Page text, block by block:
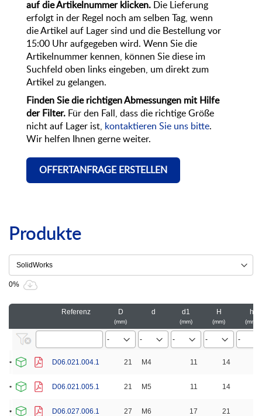
auf die Artikelnummer klicken.
Die Lieferung
erfolgt in der Regel noch am selben Tag, wenn
die Artikel auf Lager sind und die Bestellung vor
15:00 Uhr aufgegeben wird. Wenn Sie die
Artikelnummer kennen, können Sie diese im
Suchfeld oben links eingeben, um direkt zum
Artikel zu gelangen.
Finden Sie die richtigen Abmessungen mit Hilfe
der Filter. Für den Fall, dass die richtige Größe
nicht auf Lager ist,
kontaktieren Sie uns bitte.
Wir helfen Ihnen gerne weiter.
OFFERTANFRAGE ERSTELLEN
Produkte
0%
Referenz D
mm
d d1
mm
H
mm
h
mm
D06.021.004.1 21 M4 11 14
D06.021.005.1 21 M5 11 14
D06.027.006.1 27 M6 17 21